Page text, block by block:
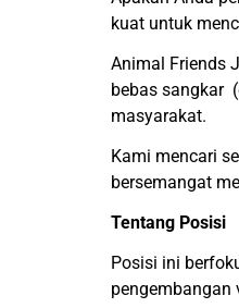
kuat untuk
Animal Friends
bebas sangkar
masyarakat.
Kami mencari
bersemangat
Tentang Posisi
Posisi ini
pengembangan